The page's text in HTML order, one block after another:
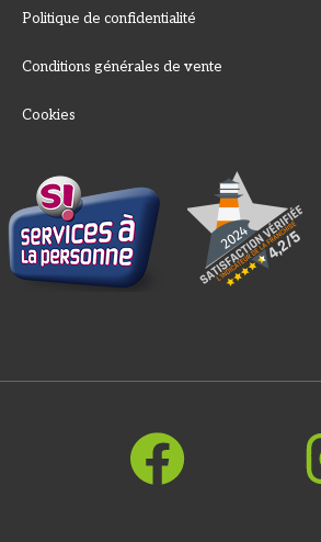
Politique de confidentialité
Conditions générales de vente
Cookies